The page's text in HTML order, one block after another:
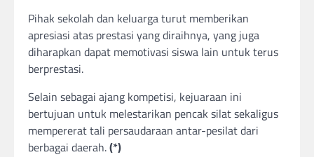
Pihak sekolah dan keluarga turut memberikan
apresiasi atas prestasi yang diraihnya, yang juga
diharapkan dapat memotivasi siswa lain untuk terus
berprestasi.
Selain sebagai ajang kompetisi, kejuaraan ini
bertujuan untuk melestarikan pencak silat sekaligus
mempererat tali persaudaraan antar-pesilat dari
berbagai daerah.(*)